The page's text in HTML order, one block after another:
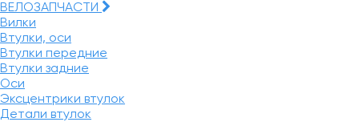
ВЕЛОЗАПЧАСТИ
Вилки
Втулки, оси
Втулки передние
Втулки задние
Оси
Эксцентрики втулок
Детали втулок